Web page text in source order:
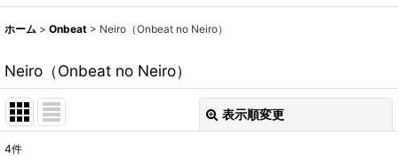
ホーム > Onbeat > Neiro（Onbeat no Neiro）
Neiro（Onbeat no Neiro）
表示順変更
4件